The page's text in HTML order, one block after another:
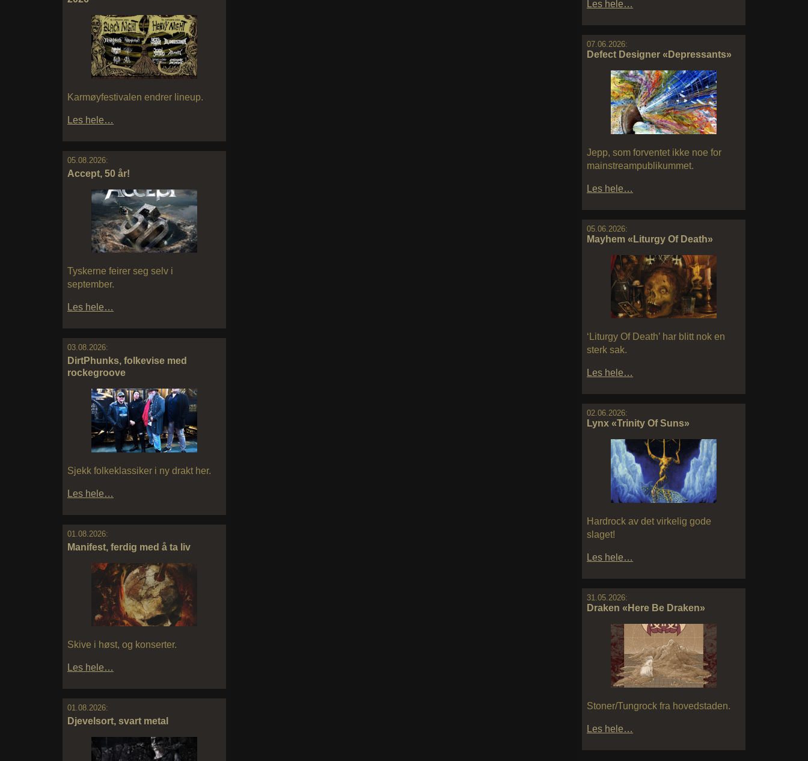
Karmøyfestivalen endrer lineup.
Les hele…
05.08.2026:
Accept, 50 år!
Tyskerne feirer seg selv i
september.
Les hele…
03.08.2026:
DirtPhunks, folkevise med
rockegroove
Sjekk folkeklassiker i ny drakt her.
Les hele…
01.08.2026:
Manifest, ferdig med å ta liv
Skive i høst, og konserter.
Les hele…
01.08.2026:
Djevelsort, svart metal
Les hele…
07.06.2026:
Defect Designer «Depressants»
Jepp, som forventet ikke noe for
mainstreampublikummet.
Les hele…
05.06.2026:
Mayhem «Liturgy Of Death»
‘Liturgy Of Death’ har blitt nok en
sterk sak.
Les hele…
02.06.2026:
Lynx «Trinity Of Suns»
Hardrock av det virkelig gode
slaget!
Les hele…
31.05.2026:
Draken «Here Be Draken»
Stoner/Tungrock fra hovedstaden.
Les hele…